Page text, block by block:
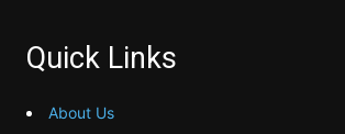
Quick Links
About Us